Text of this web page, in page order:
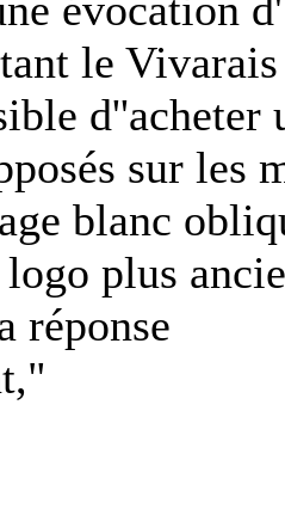
le Vivarais
sur les
blanc
plus
réponse